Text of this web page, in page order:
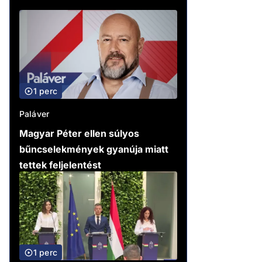
1 perc
Paláver
Magyar Péter ellen súlyos
bűncselekmények gyanúja miatt
tettek feljelentést
1 perc